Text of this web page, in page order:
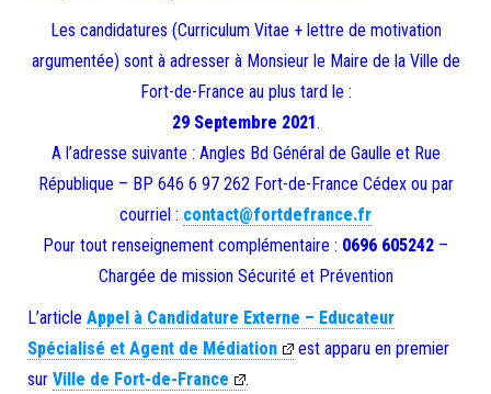
Les candidatures (Curriculum Vitae + lettre de motivation
argumentée) sont à adresser à Monsieur le Maire de la Ville de
Fort-de-France au plus tard le :
29 Septembre 2021.
A l’adresse suivante : Angles Bd Général de Gaulle et Rue
République – BP 646 6 97 262 Fort-de-France Cédex ou par
courriel : contact@fortdefrance.fr
Pour tout renseignement complémentaire : 0696 605242 –
Chargée de mission Sécurité et Prévention
L’article Appel à Candidature Externe – Educateur
Spécialisé et Agent de Médiation
est apparu en premier
sur Ville de Fort-de-France
.